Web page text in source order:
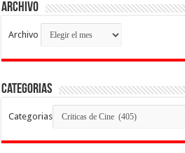
Archivo
Archivo
Categorias
Categorias